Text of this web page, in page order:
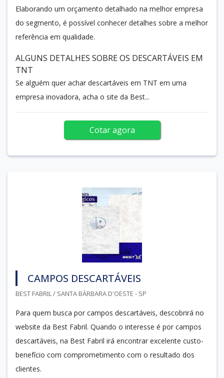
Elaborando um orçamento detalhado na melhor empresa
do segmento, é possível conhecer detalhes sobre a melhor
referência em qualidade.
ALGUNS DETALHES SOBRE OS DESCARTÁVEIS EM
TNT
Se alguém quer achar descartáveis em TNT em uma
empresa inovadora, acha o site da Best...
Cotar agora
CAMPOS DESCARTÁVEIS
BEST FABRIL / SANTA BÁRBARA D'OESTE - SP
Para quem busca por campos descartáveis, descobrirá no
website da Best Fabril. Quando o interesse é por campos
descartáveis, na Best Fabril irá encontrar excelente custo-
benefício com comprometimento com o resultado dos
clientes.